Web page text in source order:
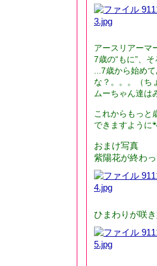
アースリアーマ
7歳の“もに”、
...7歳から始め
な？。。。（ち
ムーちゃん達は
これからもっと
できますように
おまけ写真
紫陽花が終わ
ひまわりが咲